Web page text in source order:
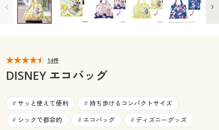
カタログ無料プレゼント
閲覧履歴
お気に入り
会員メニュー
閲覧履歴
サポート
14件
DISNEY エコバッグ
# サッと使えて便利 # 持ち歩けるコンパクトサイズ
# シックで都会的 # エコバッグ # ディズニーグッズ